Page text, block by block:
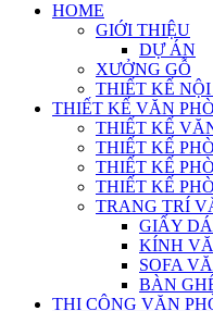
HOME
GIỚI THIỆU
DỰ ÁN
XƯỞNG GỖ
THIẾT KẾ
THIẾT KẾ VĂN
THIẾT KẾ
THIẾT KẾ
THIẾT KẾ
THIẾT KẾ
TRANG TRÍ
GIẤY
KÍNH
SOFA
BÀN
THI CÔNG VĂN